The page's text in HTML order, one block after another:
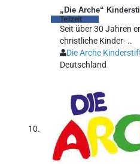
„Die Arche“
Teilzeit
Seit über 30 Jahren
christliche Kinder- ..
Die Arche
Deutschland